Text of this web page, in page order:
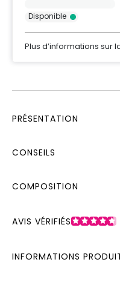
Disponible
Plus d’informations sur
PRÉSENTATION
CONSEILS
COMPOSITION
AVIS VÉRIFIÉS
INFORMATIONS